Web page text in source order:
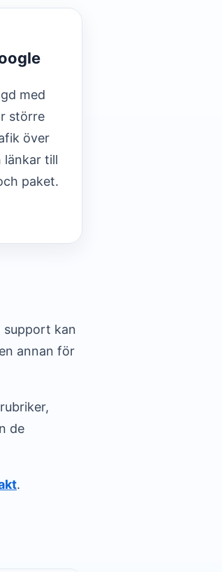
med
större
över
länkar till
paket.
support kan
annan för
de
.